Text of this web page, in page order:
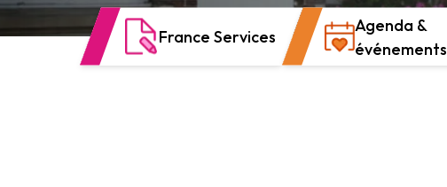
France Services
Agenda &
événements